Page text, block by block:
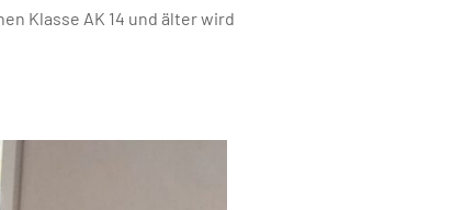
Klasse AK 14 und älter wird